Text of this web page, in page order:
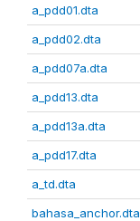
a_pdd01.dta
a_pdd02.dta
a_pdd07a.dta
a_pdd13.dta
a_pdd13a.dta
a_pdd17.dta
a_td.dta
bahasa_anchor.dta